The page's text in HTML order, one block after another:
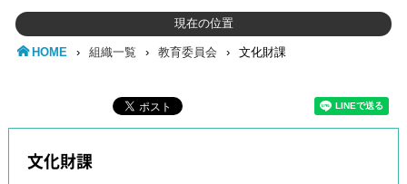
現在の位置
HOME › 組織一覧 › 教育委員会 › 文化財課
文化財課